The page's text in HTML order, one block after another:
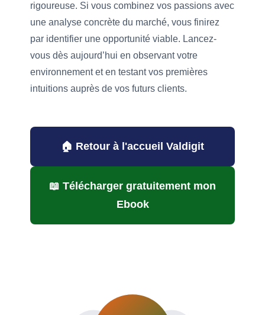
rigoureuse. Si vous combinez vos passions avec
une analyse concrète du marché, vous finirez
par identifier une opportunité viable. Lancez-
vous dès aujourd’hui en observant votre
environnement et en testant vos premières
intuitions auprès de vos futurs clients.
🏠 Retour à l'accueil Valdigit
📖 Télécharger gratuitement mon
Ebook